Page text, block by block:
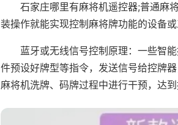
石家庄哪里有麻将机遥控器;普通麻
装操作就能实现控制麻将牌功能的设备或
蓝牙或无线信号控制原理：一些智
件预设好牌型等指令，发送信号给控牌
麻将机洗牌、码牌过程中进行干预，达到